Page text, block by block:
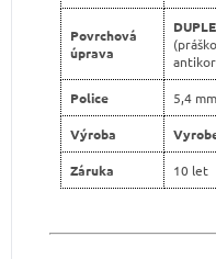
Povrchová
úprava
Police 5,4
Výroba
Záruka 10 let